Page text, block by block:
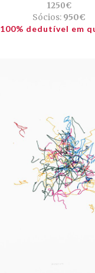
1250€
Sócios: 950€
100% dedutível em